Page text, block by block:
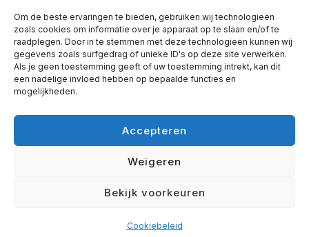
Om de beste ervaringen te bieden, gebruiken wij technologieën
zoals cookies om informatie over je apparaat op te slaan en/of te
raadplegen. Door in te stemmen met deze technologieën kunnen wij
gegevens zoals surfgedrag of unieke ID's op deze site verwerken.
Als je geen toestemming geeft of uw toestemming intrekt, kan dit
een nadelige invloed hebben op bepaalde functies en
mogelijkheden.
Accepteren
Weigeren
Bekijk voorkeuren
Cookiebeleid
OKTOBER 6, 2023
. Alle rechten voorbehouden.Travel Diary |
ALGEMENE VOORWAARDEN